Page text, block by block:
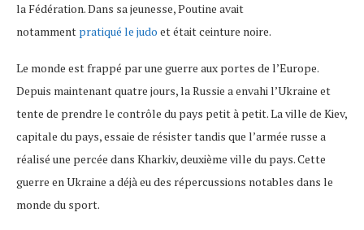
la Fédération. Dans sa jeunesse, Poutine avait
notamment pratiqué le judo et était ceinture noire.
Le monde est frappé par une guerre aux portes de l’Europe.
Depuis maintenant quatre jours, la Russie a envahi l’Ukraine et
tente de prendre le contrôle du pays petit à petit. La ville de Kiev,
capitale du pays, essaie de résister tandis que l’armée russe a
réalisé une percée dans Kharkiv, deuxième ville du pays. Cette
guerre en Ukraine a déjà eu des répercussions notables dans le
monde du sport.